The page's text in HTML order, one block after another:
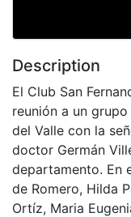
Description
El Club San
reunión a un
del Valle con la
doctor Germán
departamento. En
de Romero, Hilda
Ortíz, Maria